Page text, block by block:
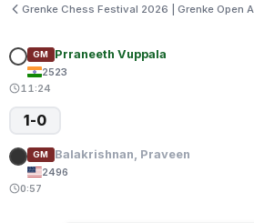
Grenke Chess Festival 2026 | Grenke Open A
GM Prraneeth Vuppala
2523
11:24
1-0
GM Balakrishnan, Praveen
2496
0:57